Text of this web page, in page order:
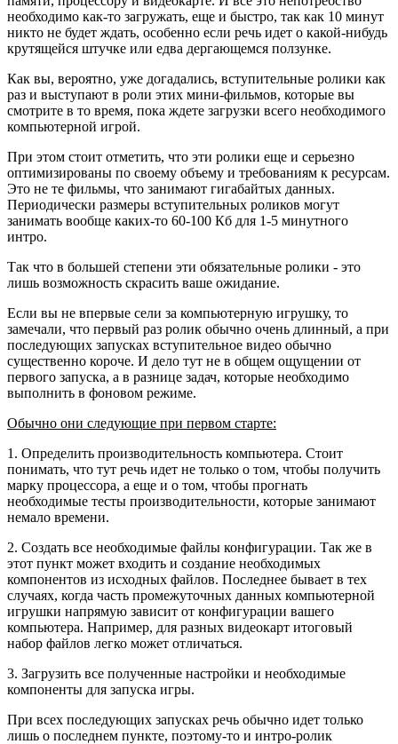
необходимо как-то загружать, еще и быстро, так как 10 минут
никто не будет ждать, особенно если речь идет о какой-нибудь
крутящейся штучке или едва дергающемся ползунке.
Как вы, вероятно, уже догадались, вступительные ролики как
раз и выступают в роли этих мини-фильмов, которые вы
смотрите в то время, пока ждете загрузки всего необходимого
компьютерной игрой.
При этом стоит отметить, что эти ролики еще и серьезно
оптимизированы по своему объему и требованиям к ресурсам.
Это не те фильмы, что занимают гигабайтых данных.
Периодически размеры вступительных роликов могут
занимать вообще каких-то 60-100 Кб для 1-5 минутного
интро.
Так что в большей степени эти обязательные ролики - это
лишь возможность скрасить ваше ожидание.
Если вы не впервые сели за компьютерную игрушку, то
замечали, что первый раз ролик обычно очень длинный, а при
последующих запусках вступительное видео обычно
существенно короче. И дело тут не в общем ощущении от
первого запуска, а в разнице задач, которые необходимо
выполнить в фоновом режиме.
Обычно они следующие при первом старте:
1. Определить производительность компьютера. Стоит
понимать, что тут речь идет не только о том, чтобы получить
марку процессора, а еще и о том, чтобы прогнать
необходимые тесты производительности, которые занимают
немало времени.
2. Создать все необходимые файлы конфигурации. Так же в
этот пункт может входить и создание необходимых
компонентов из исходных файлов. Последнее бывает в тех
случаях, когда часть промежуточных данных компьютерной
игрушки напрямую зависит от конфигурации вашего
компьютера. Например, для разных видеокарт итоговый
набор файлов легко может отличаться.
3. Загрузить все полученные настройки и необходимые
компоненты для запуска игры.
При всех последующих запусках речь обычно идет только
лишь о последнем пункте, поэтому-то и интро-ролик